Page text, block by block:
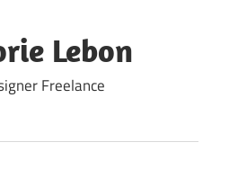
Lebon
Freelance